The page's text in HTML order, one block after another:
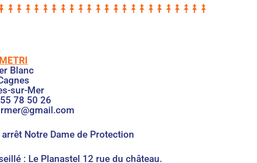
Blanc
sur-Mer
78 50 26
Notre Dame de Protection
: Le Planastel 12 rue du château.